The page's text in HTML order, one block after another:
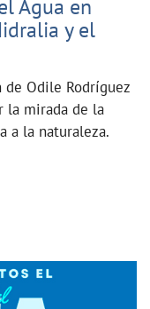
Agua en
y el
Odile Rodríguez
la mirada de la
a la naturaleza.